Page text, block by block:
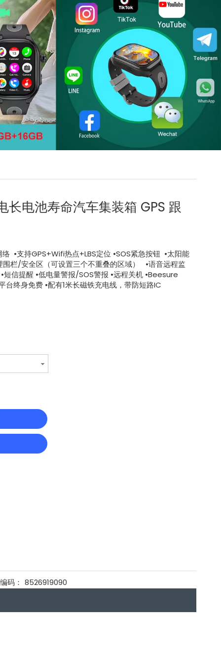
长电池寿命汽车集装箱 GPS 跟
•支持GPS+Wifi热点+LBS定位 •SOS紧急按钮 •太阳能
栏/安全区（可设置三个不重叠的区域） •语音远程监
信提醒 •低电量警报/SOS警报 •远程关机 •Beesure
台终身免费 •配有1米长磁铁充电线，带防短路IC
码： 8526919090